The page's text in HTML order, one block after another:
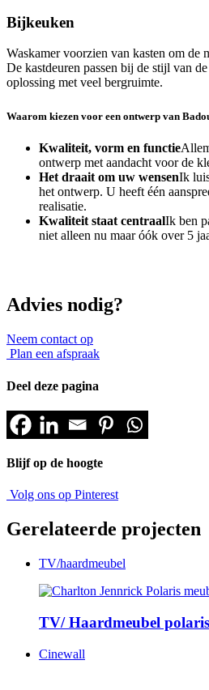
Bijkeuken
Waskamer voorzien van kasten om de
De kastdeuren passen bij de stijl van
oplossing met veel bergruimte.
Waarom kiezen voor een ontwerp van
Kwaliteit, vorm en functie
ontwerp met aandacht voor de
Het draait om uw wensenIk
het ontwerp. U heeft één
realisatie.
Kwaliteit staat centraalIk ben
niet alleen nu maar óók over 5
Advies nodig?
Neem contact op
Plan een afspraak
Deel deze pagina
Blijf op de hoogte
Volg ons op Pinterest
Gerelateerde projecten
TV/haardmeubel
TV/ Haardmeubel polaris
Cinewall